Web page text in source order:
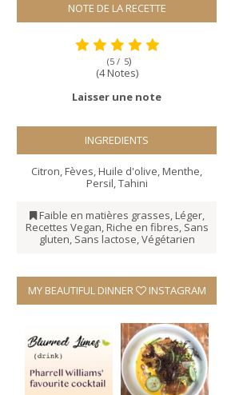
NOTE DE LA RECETTE
(5 / 5)
(4 Notes)
Laisser une note
INGREDIENTS
Citron,Fèves,Huile d'olive,Menthe,
Persil,Tahini
Faible en matières grasses, Léger,
Recettes Vegan, Riche en fibres, Sans
gluten, Sans lactose,Végétarien
MY BEAUTIFUL DINNER INSTAGRAM